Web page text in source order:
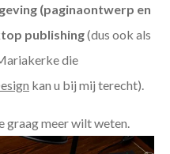
(paginaontwerp en
publishing(dus ook als
die
kan u bij mij terecht).
graag meer wilt weten.